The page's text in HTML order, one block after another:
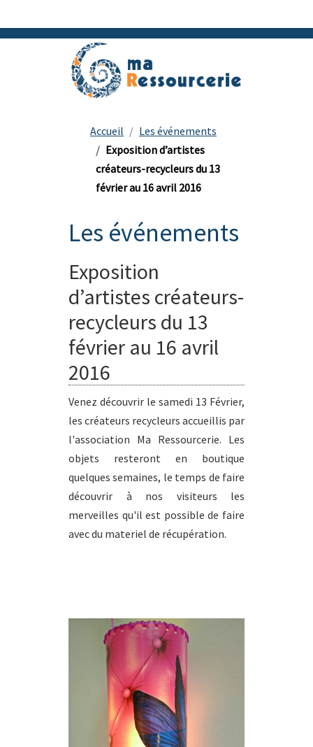
Accueil
Les événements
Exposition d’artistes
créateurs-recycleurs du 13
février au 16 avril 2016
Les événements
Exposition
d’artistes créateurs-
recycleurs du 13
février au 16 avril
2016
Venez découvrir le samedi 13 Février,
les créateurs recycleurs accueillis par
l'association Ma Ressourcerie. Les
objets resteront en boutique
quelques semaines, le temps de faire
découvrir à nos visiteurs les
merveilles qu'il est possible de faire
avec du materiel de récupération.